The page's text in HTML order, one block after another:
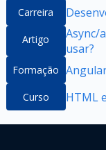
Carreira
Artigo
Async/
usar?
Formação
Curso HTML